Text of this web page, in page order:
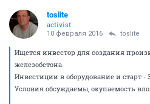
toslite
activist
10 февраля 2016 toslite
Ищется инвестор для создания
железобетона.
Инвестиции в оборудование и старт -
Условия обсуждаемы, окупаемость